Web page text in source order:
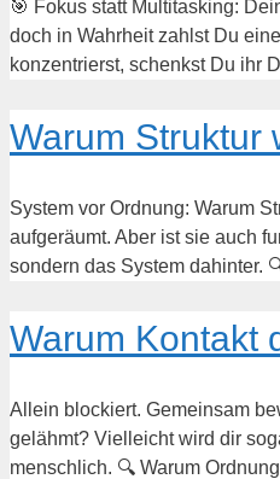
🎯 Fokus statt Multitasking:
doch in Wahrheit zahlst Du
konzentrierst, schenkst Du ihr
Warum Struktur
System vor Ordnung: Warum
aufgeräumt. Aber ist sie auch
sondern das System dahinter.
Warum Kontakt
Allein blockiert. Gemeinsam
gelähmt? Vielleicht wird dir
menschlich. 🔍 Warum